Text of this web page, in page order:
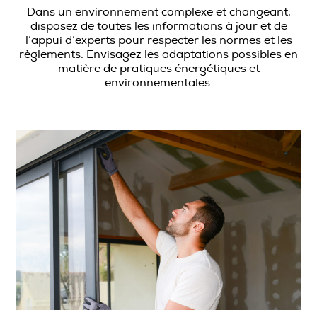
Dans un environnement complexe et changeant,
disposez de toutes les informations à jour et de
l’appui d’experts pour respecter les normes et les
règlements. Envisagez les adaptations possibles en
matière de pratiques énergétiques et
environnementales.